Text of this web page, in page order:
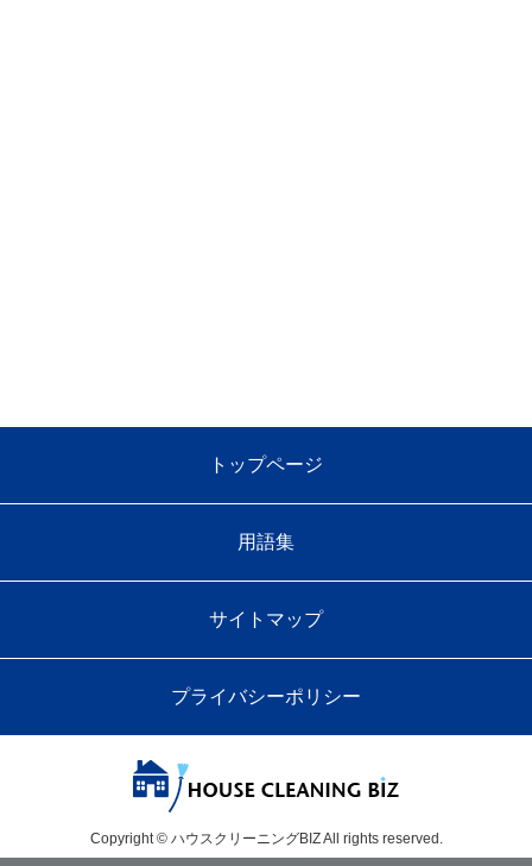
トップページ
用語集
サイトマップ
プライバシーポリシー
Copyright © ハウスクリーニングBIZ All rights reserved.